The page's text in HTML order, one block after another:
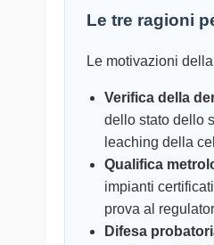
Le tre ragioni
Le motivazioni
Verifica della
dello stato dello
leaching della
Qualifica
impianti
prova al
Difesa